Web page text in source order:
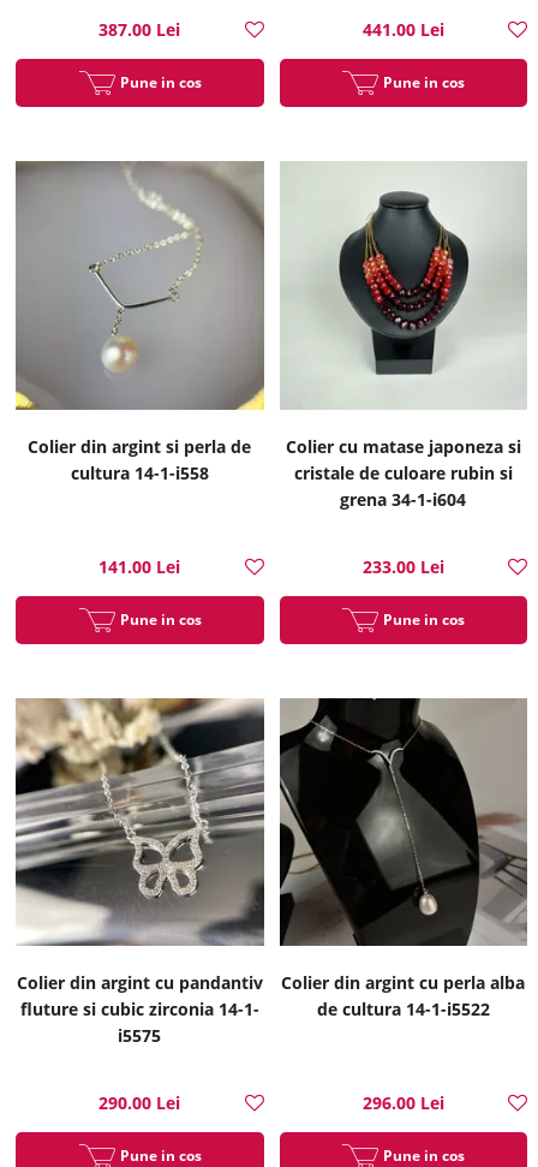
387.00 Lei
Pune in cos
441.00 Lei
Pune in cos
Colier din argint si perla de
cultura 14-1-i558
141.00 Lei
Pune in cos
Colier cu matase japoneza si
cristale de culoare rubin si
grena 34-1-i604
233.00 Lei
Pune in cos
Colier din argint cu pandantiv
fluture si cubic zirconia 14-1-
i5575
290.00 Lei
Pune in cos
Colier din argint cu perla alba
de cultura 14-1-i5522
296.00 Lei
Pune in cos